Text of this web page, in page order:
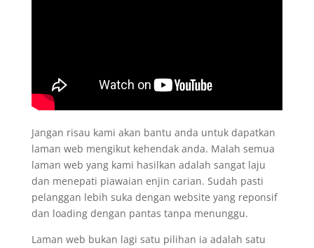
Jangan risau kami akan bantu anda untuk dapatkan
laman web mengikut kehendak anda. Malah semua
laman web yang kami hasilkan adalah sangat laju
dan menepati piawaian enjin carian. Sudah pasti
pelanggan lebih suka dengan website yang reponsif
dan loading dengan pantas tanpa menunggu.
Laman web bukan lagi satu pilihan ia adalah satu